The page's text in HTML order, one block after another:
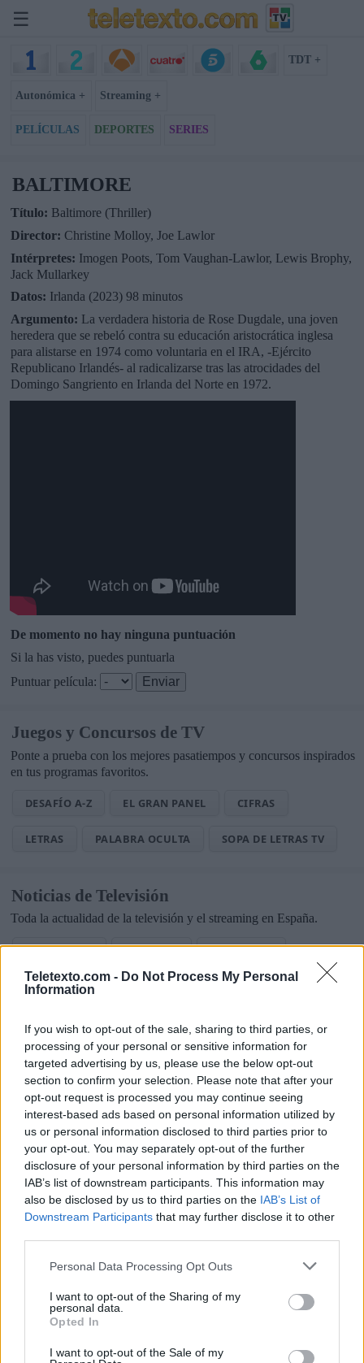
Teletexto.com - Do Not Process My Personal
Information
If you wish to opt-out of the sale, sharing to third parties, or
processing of your personal or sensitive information for
targeted advertising by us, please use the below opt-out
section to confirm your selection. Please note that after your
opt-out request is processed you may continue seeing
interest-based ads based on personal information utilized by
us or personal information disclosed to third parties prior to
your opt-out. You may separately opt-out of the further
disclosure of your personal information by third parties on the
IAB’s list of downstream participants. This information may
also be disclosed by us to third parties on the IAB’s List of
Downstream Participants that may further disclose it to other
Personal Data Processing Opt Outs
I want to opt-out of the Sharing of my
personal data.
Opted In
I want to opt-out of the Sale of my
☰
TDT +
Autonómica + Streaming +
PELÍCULAS DEPORTES SERIES
BALTIMORE
Título: Baltimore (Thriller)
Director: Christine Molloy, Joe Lawlor
Intérpretes: Imogen Poots, Tom Vaughan-Lawlor, Lewis Brophy,
Jack Mullarkey
Datos: Irlanda (2023) 98 minutos
Argumento: La verdadera historia de Rose Dugdale, una joven
heredera que se rebeló contra su educación aristocrática inglesa
para alistarse en 1974 como voluntaria en el IRA, -Ejército
Republicano Irlandés- al radicalizarse tras las atrocidades del
Domingo Sangriento en Irlanda del Norte en 1972.
De momento no hay ninguna puntuación
Si la has visto, puedes puntuarla
Puntuar película:
Juegos y Concursos de TV
Ponte a prueba con los mejores pasatiempos y concursos inspirados
en tus programas favoritos.
DESAFÍO A-Z EL GRAN PANEL CIFRAS
LETRAS PALABRA OCULTA SOPA DE LETRAS TV
Noticias de Televisión
Toda la actualidad de la televisión y el streaming en España.
AUDIENCIAS ESTRENOS STREAMING
GENTE TV CONCURSOS REALITIES
🏆🎬🎾MEJORES Series de DEPORTES
El deporte no ocurre solo en el campo! ⚽🏈🏀
Descubre las series y docuseries más adictivas del